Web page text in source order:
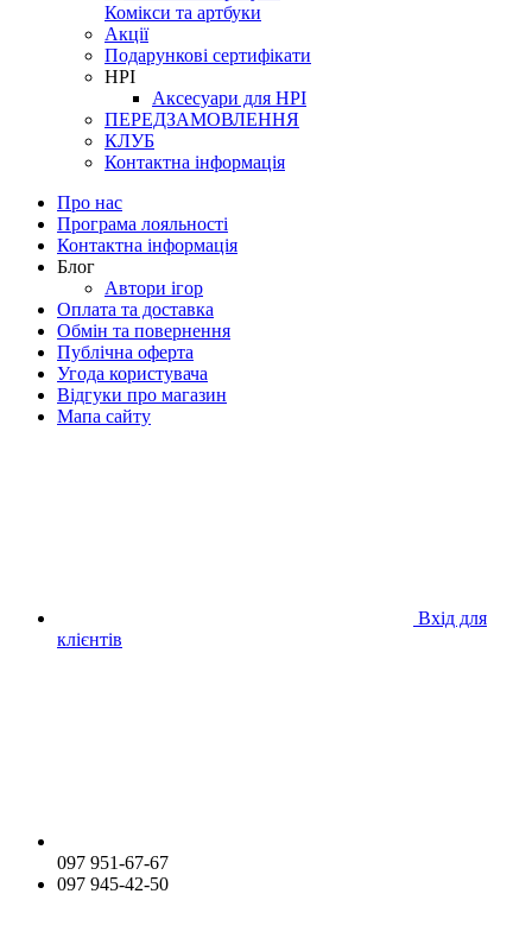
Комікси та артбуки
Акції
Подарункові сертифікати
НРІ
Аксесуари для НРІ
ПЕРЕДЗАМОВЛЕННЯ
КЛУБ
Контактна інформація
Про нас
Програма лояльності
Контактна інформація
Блог
Автори ігор
Оплата та доставка
Обмін та повернення
Публічна оферта
Угода користувача
Відгуки про магазин
Мапа сайту
Вхід для
клієнтів
097 951-67-67
097 945-42-50